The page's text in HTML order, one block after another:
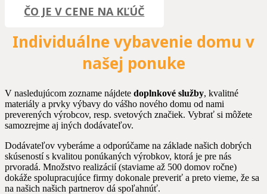
ČO JE V CENE NA KĽÚČ
Individuálne vybavenie domu v
našej ponuke
V nasledujúcom zozname nájdete doplnkové služby, kvalitné
materiály a prvky výbavy do vášho nového domu od nami
preverených výrobcov, resp. svetových značiek. Vybrať si môžete
samozrejme aj iných dodávateľov.
Dodávateľov vyberáme a odporúčame na základe našich dobrých
skúseností s kvalitou ponúkaných výrobkov, ktorá je pre nás
prvoradá. Množstvo realizácií (staviame až 500 domov ročne)
dokáže spolupracujúce firmy dokonale preveriť a preto vieme, že sa
na našich našich partnerov dá spoľahnúť.